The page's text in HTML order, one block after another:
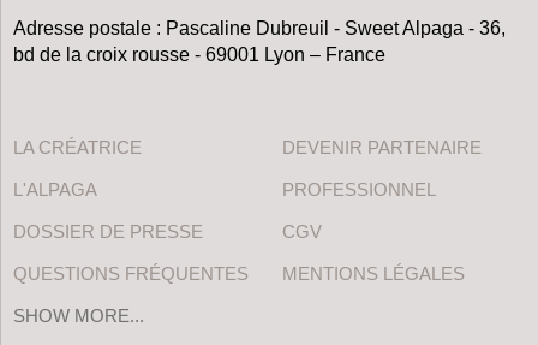
Adresse postale : Pascaline Dubreuil - Sweet Alpaga - 36,
bd de la croix rousse - 69001 Lyon – France
LA CRÉATRICE
L'ALPAGA
DOSSIER DE PRESSE
QUESTIONS FRÉQUENTES
SHOW MORE...
DEVENIR PARTENAIRE
PROFESSIONNEL
CGV
MENTIONS LÉGALES